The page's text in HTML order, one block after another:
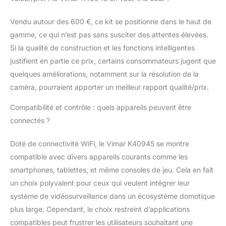
multiprises standard
européennes,
anglaises, américaines
Vendu autour des 600 €, ce kit se positionne dans le haut de
gamme, ce qui n’est pas sans susciter des attentes élevées.
Si la qualité de construction et les fonctions intelligentes
justifient en partie ce prix, certains consommateurs jugent que
quelques améliorations, notamment sur la résolution de la
caméra, pourraient apporter un meilleur rapport qualité/prix.
Compatibilité et contrôle : quels appareils peuvent être
connectés ?
Doté de connectivité WiFi, le Vimar K40945 se montre
compatible avec divers appareils courants comme les
smartphones, tablettes, et même consoles de jeu. Cela en fait
un choix polyvalent pour ceux qui veulent intégrer leur
système de vidéosurveillance dans un écosystème domotique
plus large. Cependant, le choix restreint d’applications
compatibles peut frustrer les utilisateurs souhaitant une